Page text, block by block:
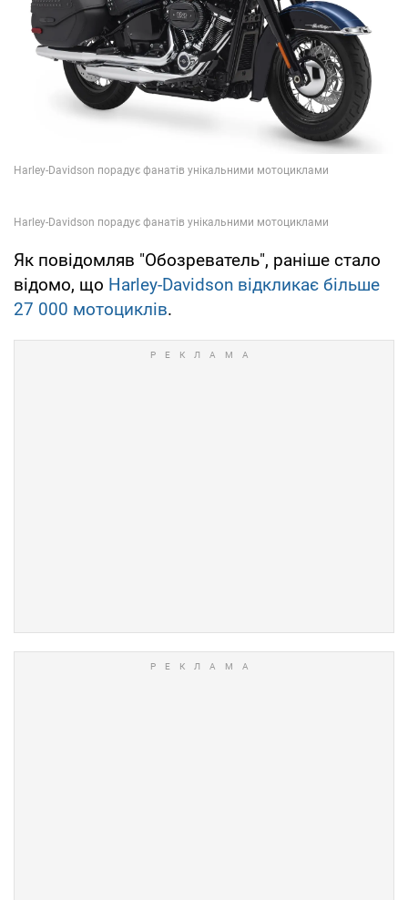
Як повідомляв "Обозреватель", раніше стало
відомо, що Harley-Davidson відкликає більше
27 000 мотоциклів.